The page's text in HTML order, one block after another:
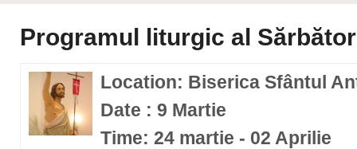
Programul liturgic al
Location: Biserica Sfântul
Date : 9 Martie
Time: 24 martie - 02 Aprilie